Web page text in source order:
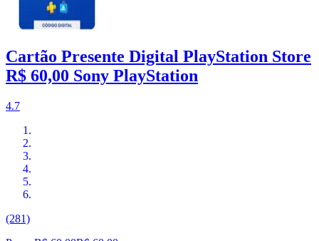
Cartão Presente Digital PlayStation Store
R$ 60,00 Sony PlayStation
4.7
(281)